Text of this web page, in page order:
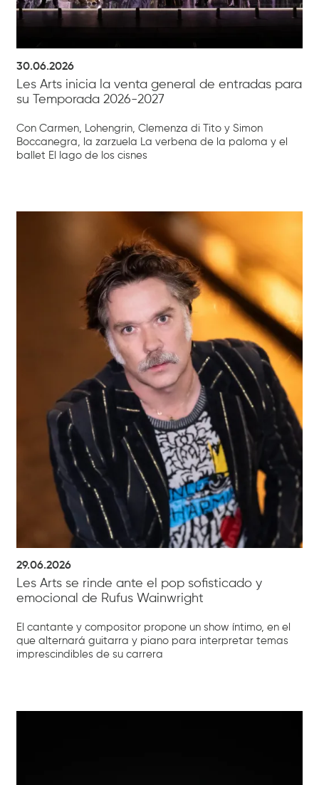
30.06.2026
Les Arts inicia la venta general de entradas para
su Temporada 2026-2027
Con Carmen, Lohengrin, Clemenza di Tito y Simon
Boccanegra, la zarzuela La verbena de la paloma y el
ballet El lago de los cisnes
29.06.2026
Les Arts se rinde ante el pop sofisticado y
emocional de Rufus Wainwright
El cantante y compositor propone un show íntimo, en el
que alternará guitarra y piano para interpretar temas
imprescindibles de su carrera